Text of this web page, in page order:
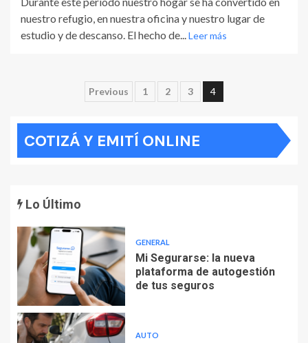
nuestro refugio, en nuestra oficina y nuestro lugar de
estudio y de descanso. El hecho de...Leer más
Paginación
de
entradas
Previous 1 2 3 4
COTIZÁ Y EMITÍ ONLINE
Lo Último
GENERAL
Mi Segurarse: la nueva
plataforma de autogestión
de tus seguros
AUTO